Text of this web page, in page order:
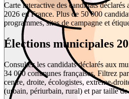
Carte interactive des candidats
2026 en France. Plus de 50 000
programmes, sites de campagne et
Élections municipales
Consultez les candidats déclarés aux
34 000 communes françaises. Filtrez
centre, droite, écologistes, extrême-
(urbain, périurbain, rural) et par taille de